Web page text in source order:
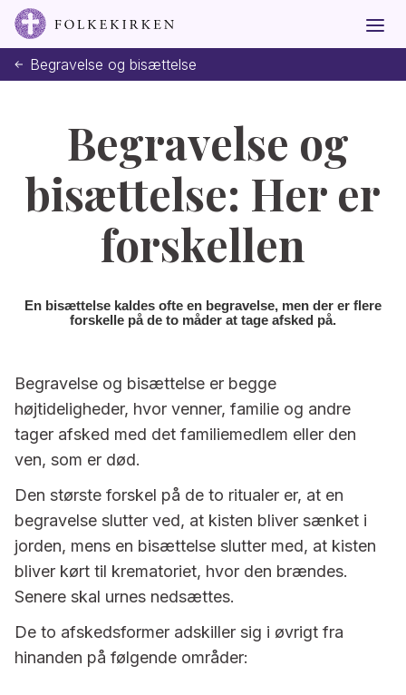
Begravelse og bisættelse
Begravelse og
bisættelse: Her er
forskellen
En bisættelse kaldes ofte en begravelse, men der er flere
forskelle på de to måder at tage afsked på.
Begravelse og bisættelse er begge
højtideligheder, hvor venner, familie og andre
tager afsked med det familiemedlem eller den
ven, som er død.
Den største forskel på de to ritualer er, at en
begravelse slutter ved, at kisten bliver sænket i
jorden, mens en bisættelse slutter med, at kisten
bliver kørt til krematoriet, hvor den brændes.
Senere skal urnes nedsættes.
De to afskedsformer adskiller sig i øvrigt fra
hinanden på følgende områder: